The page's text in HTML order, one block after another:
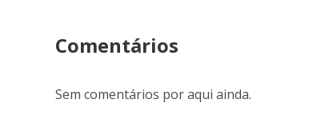
Comentários
Sem comentários por aqui ainda.